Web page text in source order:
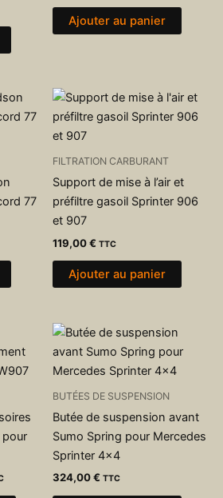
Ajouter au panier
77
FILTRATION CARBURANT
Support de mise à l’air et
préfiltre gasoil Sprinter 906
et 907
119,00€ TTC
Ajouter au panier
:
€
produit
a
plusieursBUTÉES DE SUSPENSION
Butée de suspension avant
Sumo Spring pour Mercedes
Sprinter 4×4
324,00€ TTC